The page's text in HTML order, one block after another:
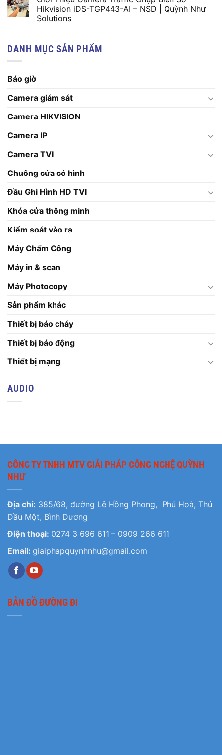
Hikvision iDS-TGP443-AI – NSD | Quỳnh Như
Solutions
DANH MỤC SẢN PHẨM
Báo giờ
Camera giám sát
Camera HIKVISION
Camera IP
Camera TVI
Chuông cửa có hình
Đầu Ghi Hình HD TVI
Khóa cửa thông minh
Kiểm soát vào ra
Máy Chấm Công
Máy in & scan
Máy Photocopy
Sản phẩm khác
Thiết bị báo cháy
Thiết bị báo động
Thiết bị mạng
AUDIO
CÔNG TY TNHH MTV GIẢI PHÁP CÔNG NGHỆ QUỲNH
NHƯ
Địa chỉ: 385/68, đường Lê Hồng Phong, Phú Hoà, Thủ
Dầu Một, Bình Dương
Điện thoại: 0274 3 696 611 – 0909 266 611
Email: giaiphapquynhnhu@gmail.com
BẢN ĐỒ ĐƯỜNG ĐI